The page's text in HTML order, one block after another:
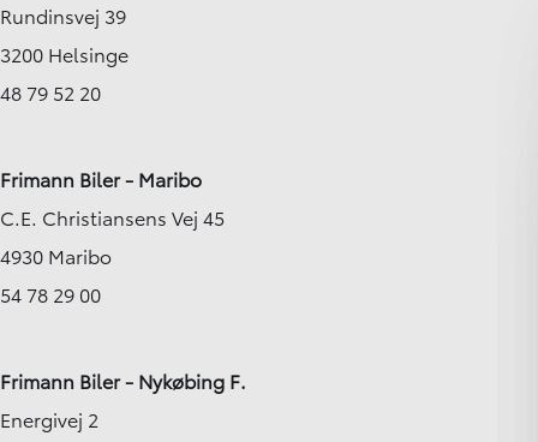
Rundinsvej 39
3200 Helsinge
48 79 52 20
Frimann Biler - Maribo
C.E. Christiansens Vej 45
4930 Maribo
54 78 29 00
Frimann Biler - Nykøbing F.
Energivej 2